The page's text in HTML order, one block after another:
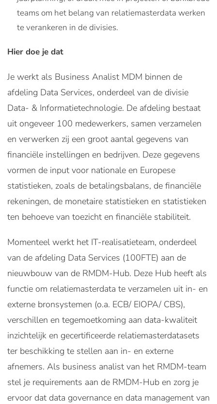
teams om het belang van relatiemasterdata werken
te verankeren in de divisies.
Hier doe je dat
Je werkt als Business Analist MDM binnen de
afdeling Data Services, onderdeel van de divisie
Data- & Informatietechnologie. De afdeling bestaat
uit ongeveer 100 medewerkers, samen verzamelen
en verwerken zij een groot aantal gegevens van
financiële instellingen en bedrijven. Deze gegevens
vormen de input voor nationale en Europese
statistieken, zoals de betalingsbalans, de financiële
rekeningen, de monetaire statistieken en statistieken
ten behoeve van toezicht en financiële stabiliteit.
Momenteel werkt het IT-realisatieteam, onderdeel
van de afdeling Data Services (100FTE) aan de
nieuwbouw van de RMDM-Hub. Deze Hub heeft als
functie om relatiemasterdata te verzamelen uit in- en
externe bronsystemen (o.a. ECB/ EIOPA/ CBS),
verschillen en tegemoetkoming aan data-kwaliteit
inzichtelijk en gecertificeerde relatiemasterdatasets
ter beschikking te stellen aan in- en externe
afnemers. Als business analist van het RMDM-team
stel je requirements aan de RMDM-Hub en zorg je
ervoor dat data governance en data management van